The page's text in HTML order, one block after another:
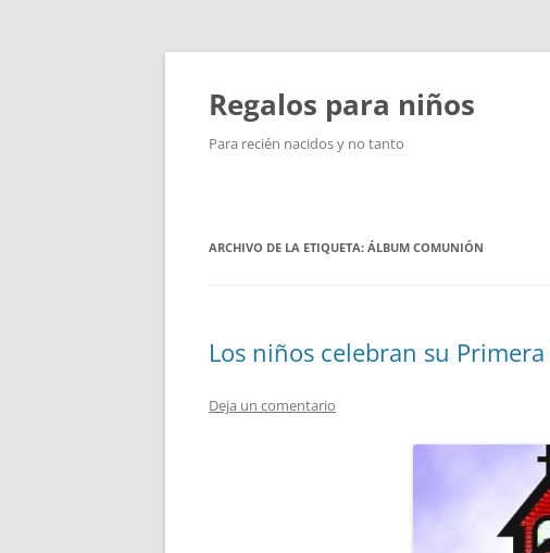
Saltar
contenido
Regalos para niños
Para recién nacidos y no tanto
ARCHIVO DE LA ETIQUETA: ÁLBUM COMUNIÓN
Los niños celebran su
Deja un comentario